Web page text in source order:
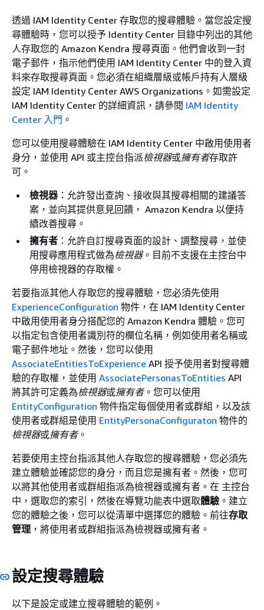
透過 IAM Identity Center 存取您的搜尋體驗。當您設定搜
尋體驗時，您可以授予 Identity Center 目錄中列出的其他
人存取您的 Amazon Kendra 搜尋頁面。他們會收到一封
電子郵件，指示他們使用 IAM Identity Center 中的登入資
料來存取搜尋頁面。您必須在組織層級或帳戶持有人層級
設定 IAM Identity Center AWS Organizations。如需設定
IAM Identity Center 的詳細資訊，請參閱 IAM Identity
Center 入門 。
您可以使用搜尋體驗在 IAM Identity Center 中啟用使用者
身分，並使用 API 或主控台指派檢視器或擁有者存取許
可。
檢視器 ：允許發出查詢、接收與其搜尋相關的建議答
案，並向其提供意見回饋， Amazon Kendra 以便持
續改善搜尋。
擁有者 ：允許自訂搜尋頁面的設計、調整搜尋，並使
用搜尋應用程式做為檢視器。目前不支援在主控台中
停用檢視器的存取權。
若要指派其他人存取您的搜尋體驗，您必須先使用
ExperienceConfiguration 物件，在 IAM Identity Center
中啟用使用者身分搭配您的 Amazon Kendra 體驗。您可
以指定包含使用者識別符的欄位名稱，例如使用者名稱或
電子郵件地址。然後，您可以使用
AssociateEntitiesToExperience API 授予使用者對搜尋體
驗的存取權，並使用 AssociatePersonasToEntities API
將其許可定義為檢視器或擁有者。您可以使用
EntityConfiguration 物件指定每個使用者或群組，以及該
使用者或群組是使用 EntityPersonaConfiguraton 物件的
檢視器或擁有者。
若要使用主控台指派其他人存取您的搜尋體驗，您必須先
建立體驗並確認您的身分，而且您是擁有者。然後，您可
以將其他使用者或群組指派為檢視器或擁有者。在 主控台
中，選取您的索引，然後在導覽功能表中選取體驗 。建立
您的體驗之後，您可以從清單中選擇您的體驗。前往存取
管理 ，將使用者或群組指派為檢視器或擁有者。
設定搜尋體驗
以下是設定或建立搜尋體驗的範例。